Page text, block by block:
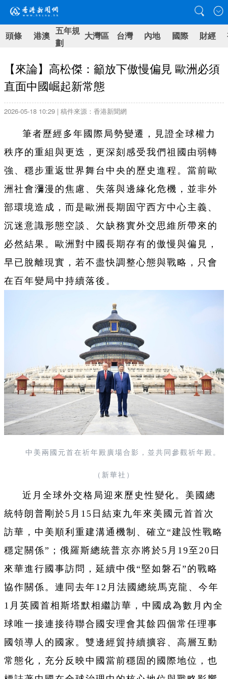
頭條 港澳 五年規
劃
大灣區 台灣 內地 國際 財經
【來論】高松傑：籲放下傲慢偏見 歐洲必須
直面中國崛起新常態
2026-05-18 10:29 | 稿件來源：香港新聞網
筆者歷經多年國際局勢變遷，見證全球權力
秩序的重組與更迭，更深刻感受我們祖國由弱轉
強、穩步重返世界舞台中央的歷史進程。當前歐
洲社會瀰漫的焦慮、失落與邊緣化危機，並非外
部環境造成，而是歐洲長期固守西方中心主義、
沉迷意識形態空談、欠缺務實外交思維所帶來的
必然結果。歐洲對中國長期存有的傲慢與偏見，
早已脫離現實，若不盡快調整心態與戰略，只會
在百年變局中持續落後。
中美兩國元首在祈年殿廣場合影，並共同參觀祈年殿。
（新華社）
近月全球外交格局迎來歷史性變化。美國總
統特朗普剛於5月15日結束九年來美國元首首次
訪華，中美順利重建溝通機制、確立“建設性戰略
穩定關係”；俄羅斯總統普京亦將於5月19至20日
來華進行國事訪問，延續中俄“堅如磐石”的戰略
協作關係。連同去年12月法國總統馬克龍、今年
1月英國首相斯塔默相繼訪華，中國成為數月內全
球唯一接連接待聯合國安理會其餘四個常任理事
國領導人的國家。雙邊經貿持續擴容、高層互動
常態化，充分反映中國當前穩固的國際地位，也